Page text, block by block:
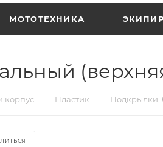
МОТОТЕХНИКА
корпус — Пластик — Подкрылки,